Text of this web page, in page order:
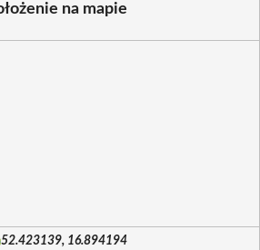
na mapie
52.423139, 16.894194